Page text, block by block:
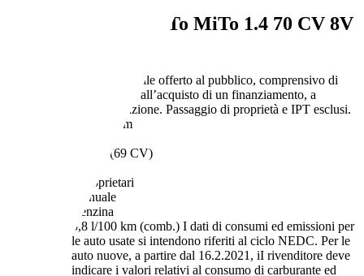
Alfa Romeo MiTo MiTo 1.4 70 CV 8V
Prezzo finale offerto al pubblico, comprensivo di
IVA, non vincolato all’acquisto di un finanziamento, a
permuta o rottamazione. Passaggio di proprietà e IPT esclusi.
110.000 km
51 kW (69 CV)
2 proprietari
Manuale
Benzina
5,8 l/100 km (comb.) I dati di consumi ed emissioni per
le auto usate si intendono riferiti al ciclo NEDC. Per le
auto nuove, a partire dal 16.2.2021, iI rivenditore deve
indicare i valori relativi al consumo di carburante ed